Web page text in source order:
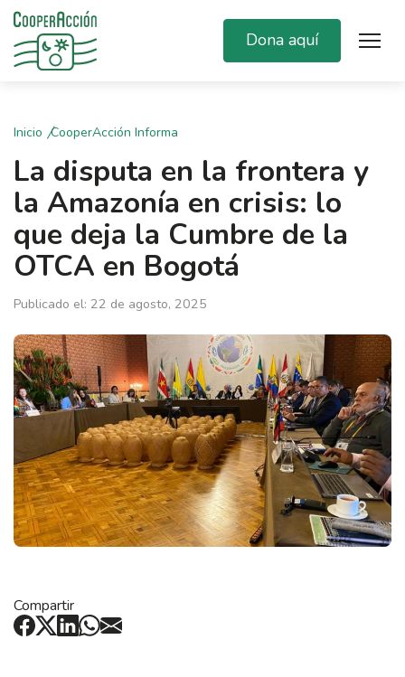
Dona aquí
Inicio CooperAcción Informa
La disputa en la frontera y
la Amazonía en crisis: lo
que deja la Cumbre de la
OTCA en Bogotá
Publicado el: 22 de agosto, 2025
Compartir